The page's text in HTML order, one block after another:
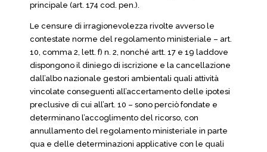
principale (art. 174 cod. pen.).
Le censure di irragionevolezza rivolte avverso le
contestate norme del regolamento ministeriale – art.
10, comma 2, lett. f) n. 2, nonché artt. 17 e 19 laddove
dispongono il diniego di iscrizione e la cancellazione
dall’albo nazionale gestori ambientali quali attività
vincolate conseguenti all’accertamento delle ipotesi
preclusive di cui all’art. 10 – sono perciò fondate e
determinano l’accoglimento del ricorso, con
annullamento del regolamento ministeriale in parte
qua e delle determinazioni applicative con le quali